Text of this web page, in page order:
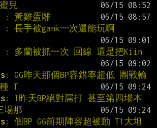
兒
: 黃雞蛋雕
: 長手被gank一次還能玩啊
: 多蘭被抓一次 回線 還是把Kiin
: GG昨天那個BP容錯率超低 團戰輸
T
: 1昨天BP絕對屌打 甚至第四場本
場那
: 個BP GG前期陣容超被動 T1大坦